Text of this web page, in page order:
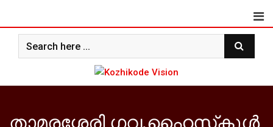
content
താമരശ്ശേരി ഗവ.ഹൈസ്‌കൂള്‍